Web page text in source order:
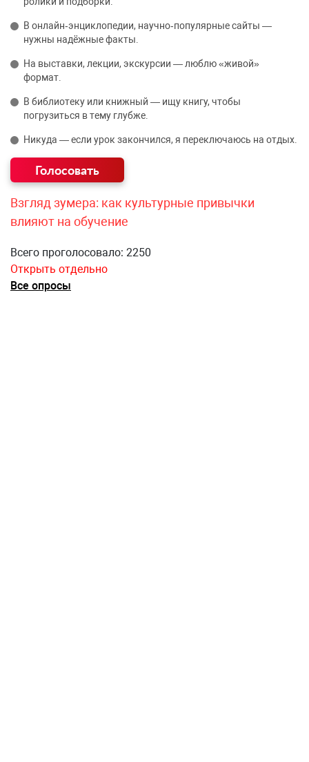
В онлайн‑энциклопедии, научно‑популярные сайты —
нужны надёжные факты.
На выставки, лекции, экскурсии — люблю «живой»
формат.
В библиотеку или книжный — ищу книгу, чтобы
погрузиться в тему глубже.
Никуда — если урок закончился, я переключаюсь на отдых.
Взгляд зумера: как культурные привычки
влияют на обучение
Всего проголосовало: 2250
Открыть отдельно
Все опросы